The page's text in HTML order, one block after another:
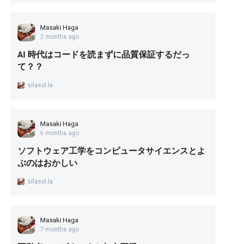
Masaki Haga
2 months ago
AI 時代はコードを読まずに品質保証するだっ
て？？
silasol.la
Masaki Haga
6 months ago
ソフトウェア工学をコンピュータサイエンスとよ
ぶのはおかしい
silasol.la
Masaki Haga
7 months ago